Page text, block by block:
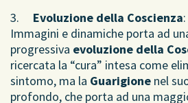
3. Evoluzione della Coscienza
Immagini e dinamiche porta ad
progressiva evoluzione della
ricercata la “cura” intesa come
sintomo, ma la Guarigione nel
profondo, che porta ad una